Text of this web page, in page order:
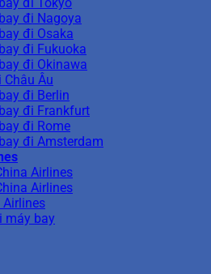
đi Nagoya
đi Osaka
đi Fukuoka
đi Okinawa
Âu
đi Berlin
đi Frankfurt
đi Rome
đi Amsterdam
Airlines
Airlines
Airlines
máy bay